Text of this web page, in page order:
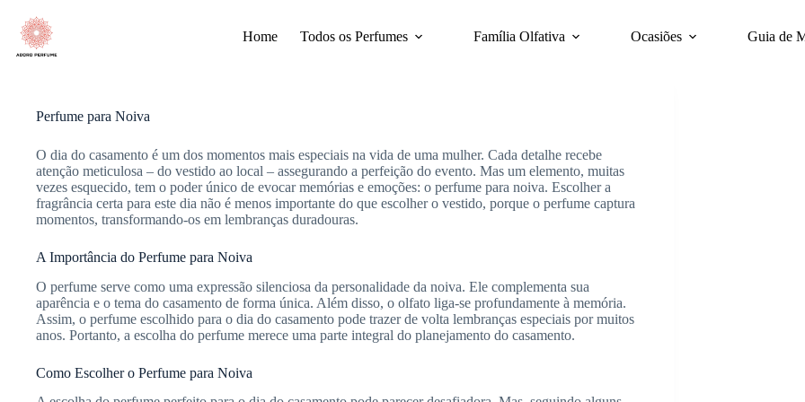
para
conteúdo
Home Todos os Perfumes Família Olfativa Ocasiões Guia de
Perfume para Noiva
O dia do casamento é um dos momentos mais especiais na vida de uma mulher. Cada detalhe recebe
atenção meticulosa – do vestido ao local – assegurando a perfeição do evento. Mas um elemento, muitas
vezes esquecido, tem o poder único de evocar memórias e emoções: o perfume para noiva. Escolher a
fragrância certa para este dia não é menos importante do que escolher o vestido, porque o perfume captura
momentos, transformando-os em lembranças duradouras.
A Importância do Perfume para Noiva
O perfume serve como uma expressão silenciosa da personalidade da noiva. Ele complementa sua
aparência e o tema do casamento de forma única. Além disso, o olfato liga-se profundamente à memória.
Assim, o perfume escolhido para o dia do casamento pode trazer de volta lembranças especiais por muitos
anos. Portanto, a escolha do perfume merece uma parte integral do planejamento do casamento.
Como Escolher o Perfume para Noiva